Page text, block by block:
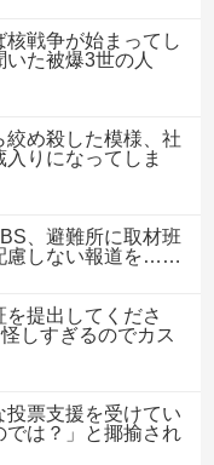
核戦争が始まってし
た被爆3世の人
め殺した模様、社
りになってしま
、避難所に取材班
慮しない報道を……
を提出してくださ
しすぎるのでカス
投票支援を受けてい
では？」と揶揄され